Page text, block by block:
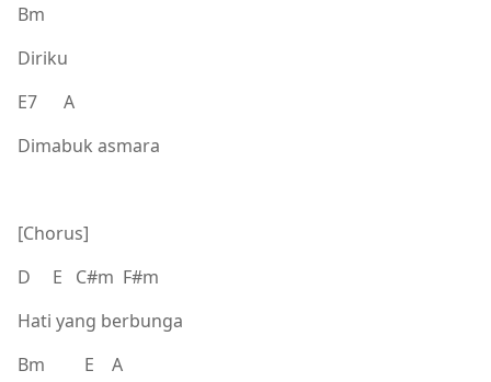
Bm
Diriku
E7 A
Dimabuk asmara
[Chorus]
D E C#m F#m
Hati yang berbunga
Bm E A